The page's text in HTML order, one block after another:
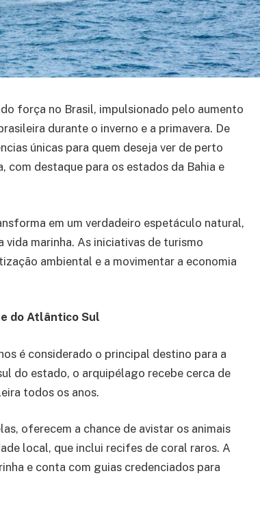
força no Brasil, impulsionado pelo aumento
durante o inverno e a primavera. De
únicas para quem deseja ver de perto
com destaque para os estados da Bahia e
em um verdadeiro espetáculo natural,
marinha. As iniciativas de turismo
ambiental e a movimentar a economia
do Atlântico Sul
é considerado o principal destino para a
do estado, o arquipélago recebe cerca de
todos os anos.
oferecem a chance de avistar os animais
local, que inclui recifes de coral raros. A
e conta com guias credenciados para